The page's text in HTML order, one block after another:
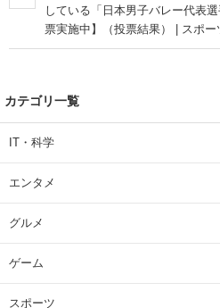
している「日本男子バレー代表
票実施中】（投票結果） | スポ
カテゴリ一覧
IT・科学
エンタメ
グルメ
ゲーム
スポーツ